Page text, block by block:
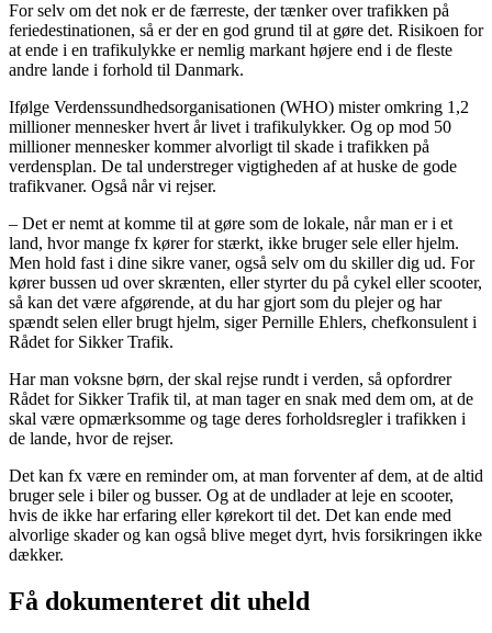
For selv om det nok er de færreste, der tænker over trafikken på
feriedestinationen, så er der en god grund til at gøre det. Risikoen for
at ende i en trafikulykke er nemlig markant højere end i de fleste
andre lande i forhold til Danmark.
Ifølge Verdenssundhedsorganisationen (WHO) mister omkring 1,2
millioner mennesker hvert år livet i trafikulykker. Og op mod 50
millioner mennesker kommer alvorligt til skade i trafikken på
verdensplan. De tal understreger vigtigheden af at huske de gode
trafikvaner. Også når vi rejser.
– Det er nemt at komme til at gøre som de lokale, når man er i et
land, hvor mange fx kører for stærkt, ikke bruger sele eller hjelm.
Men hold fast i dine sikre vaner, også selv om du skiller dig ud. For
kører bussen ud over skrænten, eller styrter du på cykel eller scooter,
så kan det være afgørende, at du har gjort som du plejer og har
spændt selen eller brugt hjelm, siger Pernille Ehlers, chefkonsulent i
Rådet for Sikker Trafik.
Har man voksne børn, der skal rejse rundt i verden, så opfordrer
Rådet for Sikker Trafik til, at man tager en snak med dem om, at de
skal være opmærksomme og tage deres forholdsregler i trafikken i
de lande, hvor de rejser.
Det kan fx være en reminder om, at man forventer af dem, at de altid
bruger sele i biler og busser. Og at de undlader at leje en scooter,
hvis de ikke har erfaring eller kørekort til det. Det kan ende med
alvorlige skader og kan også blive meget dyrt, hvis forsikringen ikke
dækker.
Få dokumenteret dit uheld